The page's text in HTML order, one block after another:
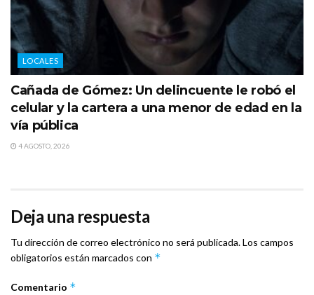
LOCALES
Cañada de Gómez: Un delincuente le robó el
celular y la cartera a una menor de edad en la
vía pública
4 AGOSTO, 2026
Deja una respuesta
Tu dirección de correo electrónico no será publicada.Los campos
obligatorios están marcados con *
Comentario *